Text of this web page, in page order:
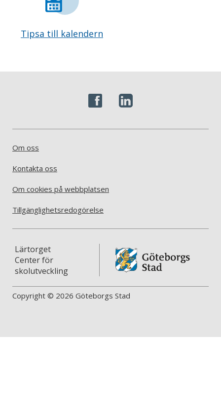
Tipsa till kalendern
Om oss
Kontakta oss
Om cookies på webbplatsen
Tillgänglighetsredogörelse
Lärtorget
Center för
skolutveckling
Copyright © 2026 Göteborgs Stad